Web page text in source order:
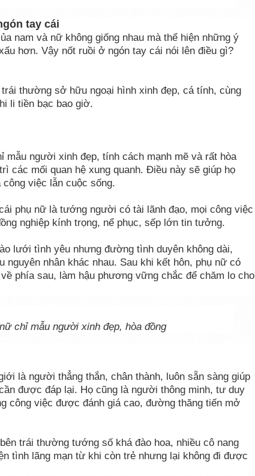
tay cái
nam và nữ không giống nhau mà thể hiện những ý
hơn. Vậy nốt ruồi ở ngón tay cái nói lên điều gì?
thường sở hữu ngoại hình xinh đẹp, cá tính, cùng
li tiền bạc bao giờ.
mẫu người xinh đẹp, tính cách mạnh mẽ và rất hòa
các mối quan hệ xung quanh. Điều này sẽ giúp họ
việc lẫn cuộc sống.
phụ nữ là tướng người có tài lãnh đạo, mọi công việc
nghiệp kính trọng, nể phục, sếp lớn tin tưởng.
lưới tình yêu nhưng đường tình duyên không dài,
nhân khác nhau. Sau khi kết hôn, phụ nữ có
phía sau, làm hậu phương vững chắc để chăm lo cho
chỉ mẫu người xinh đẹp, hòa đồng
là người thẳng thắn, chân thành, luôn sẵn sàng giúp
được đáp lại. Họ cũng là người thông minh, tư duy
công việc được đánh giá cao, đường thăng tiến mở
trái thường tướng số khá đào hoa, nhiều cô nang
tình lãng mạn từ khi còn trẻ nhưng lại không đi được